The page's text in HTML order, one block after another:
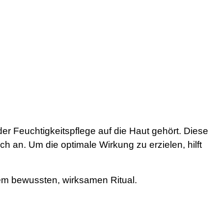
Feuchtigkeitspflege auf die Haut gehört. Diese
an. Um die optimale Wirkung zu erzielen, hilft
bewussten, wirksamen Ritual.